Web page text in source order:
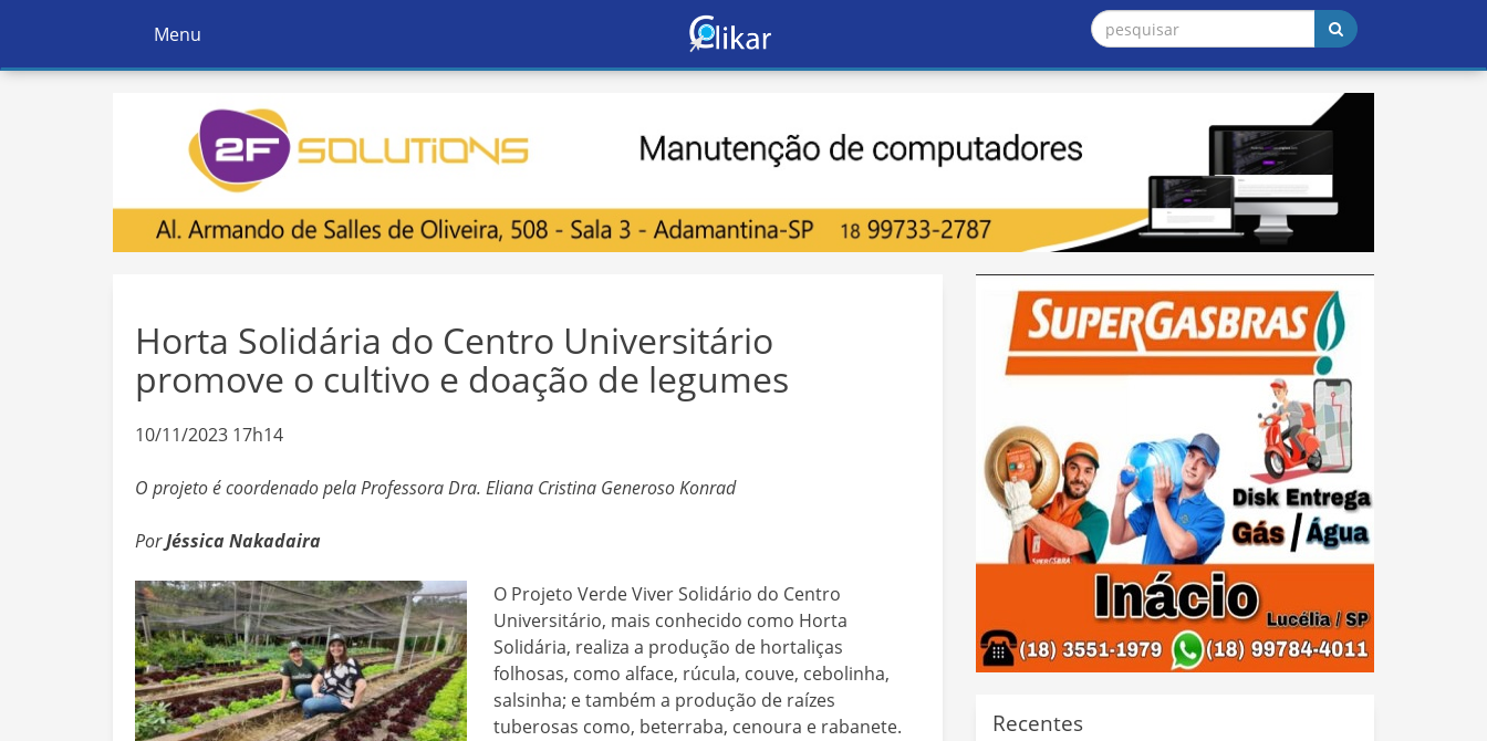
Ativar
Navegação
Menu
Horta Solidária do Centro Universitário
promove o cultivo e doação de legumes
10/11/2023 17h14
O projeto é coordenado pela Professora Dra. Eliana Cristina Generoso Konrad
PorJéssica Nakadaira
O Projeto Verde Viver Solidário do Centro
Universitário, mais conhecido como Horta
Solidária, realiza a produção de hortaliças
folhosas, como alface, rúcula, couve, cebolinha,
salsinha; e também a produção de raízes
tuberosas como, beterraba, cenoura e rabanete.
Recentes